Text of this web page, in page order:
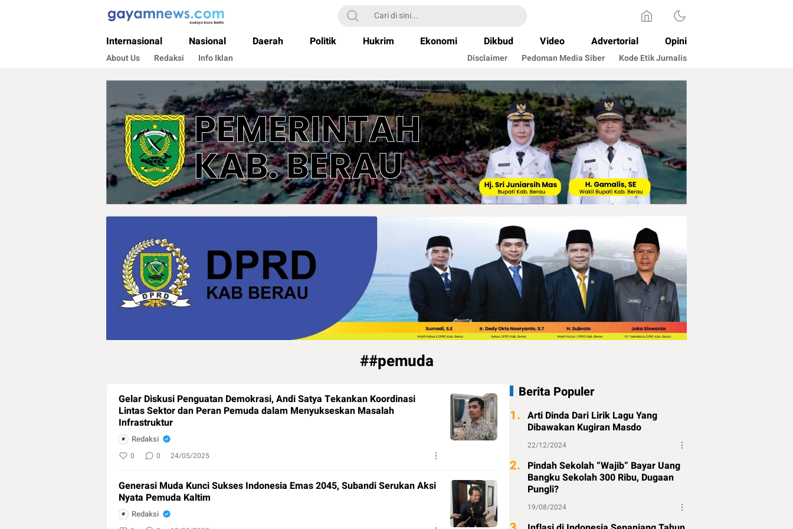
Gayamnews.com
Budaya Baca Berita
Internasional Nasional Daerah Politik Hukrim Ekonomi Dikbud Video Advertorial Opini
About Us Redaksi Info Iklan Disclaimer Pedoman Media Siber Kode Etik Jurnalis
##pemuda
Gelar Diskusi Penguatan Demokrasi, Andi Satya Tekankan Koordinasi
Lintas Sektor dan Peran Pemuda dalam Menyukseskan Masalah
Infrastruktur
Redaksi
0 0 24/05/2025
Generasi Muda Kunci Sukses Indonesia Emas 2045, Subandi Serukan Aksi
Nyata Pemuda Kaltim
Redaksi
Berita Populer
1. Arti Dinda Dari Lirik Lagu Yang
Dibawakan Kugiran Masdo
22/12/2024
2. Pindah Sekolah “Wajib” Bayar Uang
Bangku Sekolah 300 Ribu, Dugaan
Pungli?
19/08/2024